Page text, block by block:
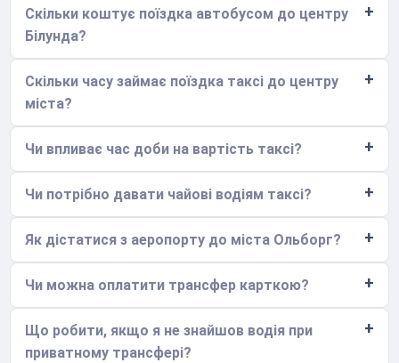
Скільки коштує поїздка автобусом до центру
Білунда?
Скільки часу займає поїздка таксі до центру
міста?
Чи впливає час доби на вартість таксі?
Чи потрібно давати чайові водіям таксі?
Як дістатися з аеропорту до міста Ольборг?
Чи можна оплатити трансфер карткою?
Що робити, якщо я не знайшов водія при
приватному трансфері?